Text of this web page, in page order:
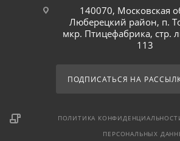
140070, Московская
Люберецкий район, п.
мкр. Птицефабрика, стр.
113
ПОДПИСАТЬСЯ НА
ПОЛИТИКА
ПЕРСОНАЛЬНЫХ